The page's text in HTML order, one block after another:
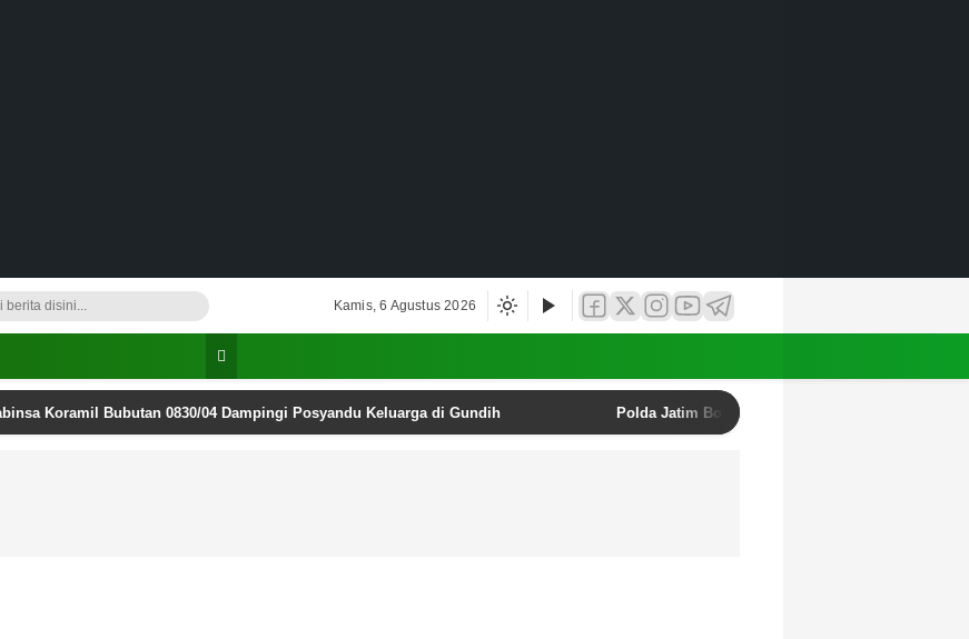
Kamis, 6 Agustus 2026
Koramil Bubutan 0830/04 Dampingi Posyandu Keluarga di Gundih Polda Jatim Bongkar Sindikat Penipuan Online